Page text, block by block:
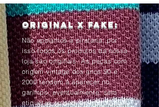
Original x Fake:
Não apoiamos a pirataria, por
isso todos os produtos da nossa
loja são originais. As peças com
origem vintage dos anos 90 e
2000 tendem à aparecer no
garimpo, eventualmente, sem
etiquetas ou com as informações